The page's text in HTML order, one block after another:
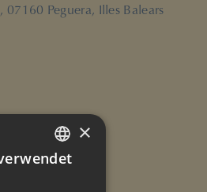
07160 Peguera, Illes Balears
SPANISH
×